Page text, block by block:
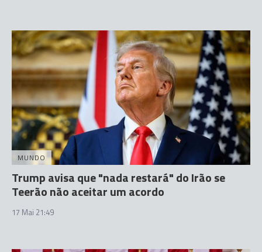
MUNDO
Trump avisa que "nada restará" do Irão se
Teerão não aceitar um acordo
17 Mai 21:49